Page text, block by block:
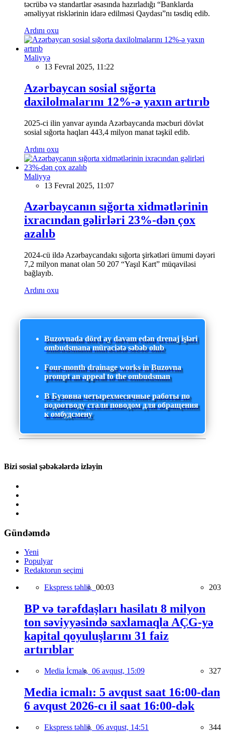
təcrübə və standartlar əsasında hazırladığı “Banklarda
əməliyyat risklərinin idarə edilməsi Qaydası”nı təsdiq edib.
Ardını oxu
Maliyyə
13 Fevral 2025, 11:22
Azərbaycan sosial sığorta
daxilolmalarını 12%-ə yaxın artırıb
2025-ci ilin yanvar ayında Azərbaycanda məcburi dövlət
sosial sığorta haqları 443,4 milyon manat təşkil edib.
Ardını oxu
Maliyyə
13 Fevral 2025, 11:07
Azərbaycanın sığorta xidmətlərinin
ixracından gəlirləri 23%-dən çox
azalıb
2024-cü ildə Azərbaycandakı sığorta şirkətləri ümumi dəyəri
7,2 milyon manat olan 50 207 “Yaşıl Kart” müqaviləsi
bağlayıb.
Ardını oxu
Buzovnada dörd ay davam edən drenaj işləri
ombudsmana müraciətə səbəb olub
Four-month drainage works in Buzovna
prompt an appeal to the ombudsman
В Бузовна четырехмесячные работы по
водоотводу стали поводом для обращения
к омбудсмену
Bizi sosial şəbəkələrdə izləyin
Gündəmdə
Yeni
Populyar
Redaktorun seçimi
Ekspress təhlil, 00:03 203
BP və tərəfdaşları hasilatı 8 milyon
ton səviyyəsində saxlamaqla AÇG-yə
kapital qoyuluşlarını 31 faiz
artırıblar
Media İcmalı, 06 avqust, 15:09 327
Media icmalı: 5 avqust saat 16:00-dan
6 avqust 2026-cı il saat 16:00-dək
Ekspress təhlil, 06 avqust, 14:51 344